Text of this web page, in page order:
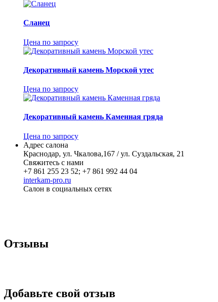
Сланец
Цена по запросу
Декоративный камень Морской утес
Цена по запросу
Декоративный камень Каменная гряда
Цена по запросу
Адрес салона
Краснодар, ул. Чкалова,167 / ул. Суздальская, 21
Свяжитесь с нами
+7 861 255 23 52; +7 861 992 44 04
interkam-pro.ru
Салон в социальных сетях
Отзывы
Добавьте свой отзыв